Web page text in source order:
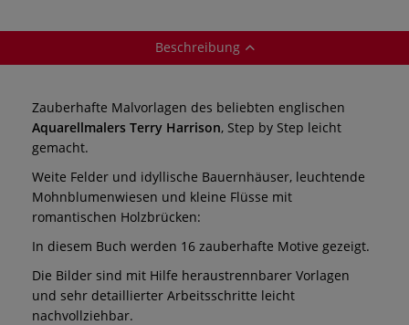
Beschreibung
Zauberhafte Malvorlagen des beliebten englischen
Aquarellmalers Terry Harrison, Step by Step leicht
gemacht.
Weite Felder und idyllische Bauernhäuser, leuchtende
Mohnblumenwiesen und kleine Flüsse mit
romantischen Holzbrücken:
In diesem Buch werden 16 zauberhafte Motive gezeigt.
Die Bilder sind mit Hilfe heraustrennbarer Vorlagen
und sehr detaillierter Arbeitsschritte leicht
nachvollziehbar.